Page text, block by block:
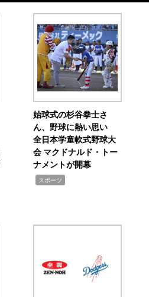
始球式の杉谷拳士さ
ん、野球に熱い思い
全日本学童軟式野球大
会 マクドナルド・トー
ナメントが開幕
スポーツ